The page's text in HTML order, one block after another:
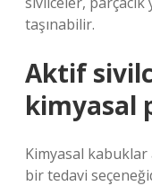
taşınabilir.
Aktif
kimyasal
Kimyasal
bir tedavi